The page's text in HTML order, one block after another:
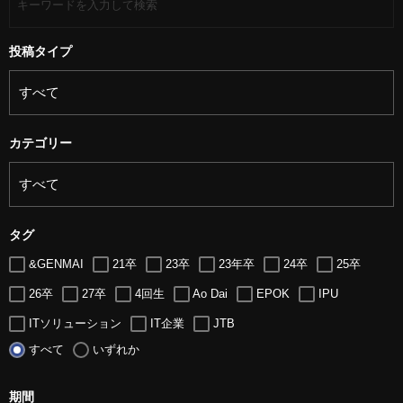
投稿タイプ
カテゴリー
タグ
&GENMAI 21卒 23卒 23年卒 24卒 25卒
26卒 27卒 4回生 Ao Dai EPOK IPU
ITソリューション IT企業 JTB
LUGZ ENTERTAINMENT
すべて いずれか
期間